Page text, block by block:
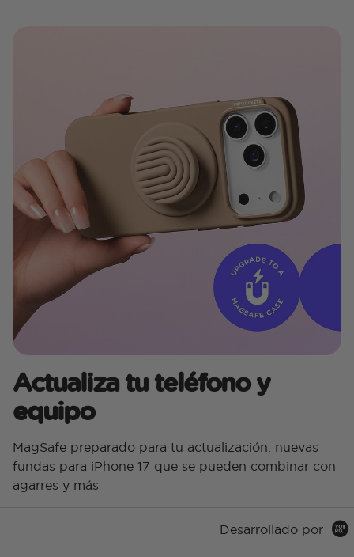
Actualiza tu teléfono y
equipo
MagSafe preparado para tu actualización: nuevas
fundas para iPhone 17 que se pueden combinar con
agarres y más
Desarrollado por